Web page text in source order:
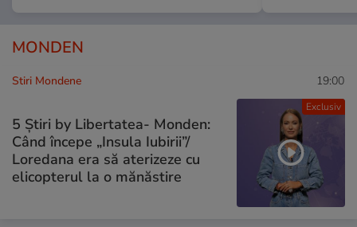
MONDEN
Exclusiv
Stiri Mondene 19:00
5 Știri by Libertatea- Monden:
Când începe „Insula Iubirii”/
Loredana era să aterizeze cu
elicopterul la o mănăstire